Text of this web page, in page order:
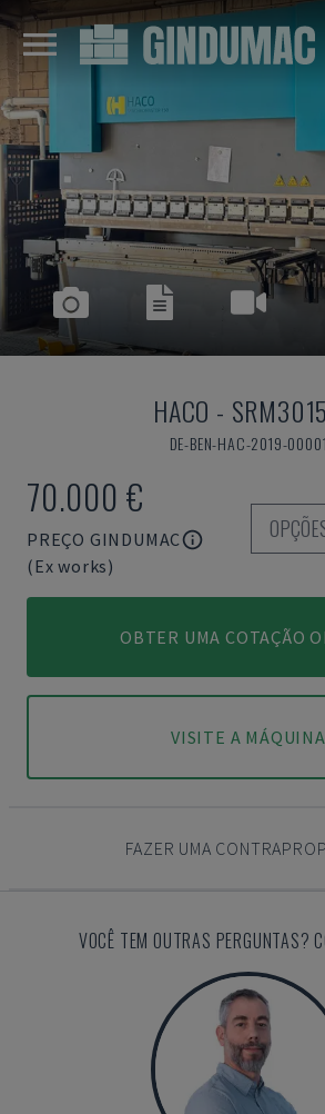
HACO -
DE-BEN-HAC-2019-00001
70.000 €
PREÇO GINDUMAC
(Ex works)
OBTER UMA COTAÇÃO
VISITE A MÁQUINA
FAZER UMA
VOCÊ TEM OUTRAS PERGUNTAS?